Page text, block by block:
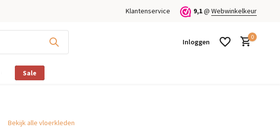
Klantenservice 9,1@ Webwinkelkeur
Inloggen
0
Sale
Bekijk alle vloerkleden